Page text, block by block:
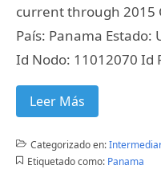
current through 2015
País: Panama Estado:
Id Nodo: 11012070 Id
Leer Más
Categorizado en:
Etiquetado como: Panama